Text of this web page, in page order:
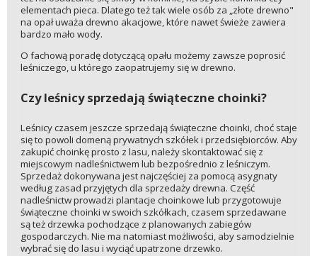
elementach pieca. Dlatego też tak wiele osób za „złote drewno"
na opał uważa drewno akacjowe, które nawet świeże zawiera
bardzo mało wody.
O fachową poradę dotyczącą opału możemy zawsze poprosić
leśniczego, u którego zaopatrujemy się w drewno.
Czy leśnicy sprzedają świąteczne choinki?
Leśnicy czasem jeszcze sprzedają świąteczne choinki, choć staje
się to powoli domeną prywatnych szkółek i przedsiębiorców. Aby
zakupić choinkę prosto z lasu, należy skontaktować się z
miejscowym nadleśnictwem lub bezpośrednio z leśniczym.
Sprzedaż dokonywana jest najczęściej za pomocą asygnaty
według zasad przyjętych dla sprzedaży drewna. Część
nadleśnictw prowadzi plantacje choinkowe lub przygotowuje
świąteczne choinki w swoich szkółkach, czasem sprzedawane
są też drzewka pochodzące z planowanych zabiegów
gospodarczych. Nie ma natomiast możliwości, aby samodzielnie
wybrać się do lasu i wyciąć upatrzone drzewko.